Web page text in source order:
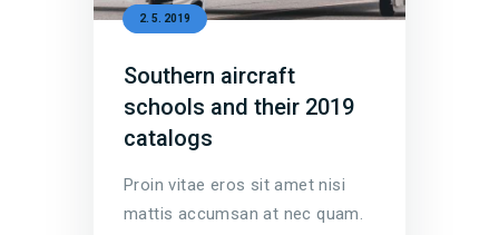
2. 5. 2019
Southern aircraft
schools and their 2019
catalogs
Proin vitae eros sit amet nisi
mattis accumsan at nec quam.